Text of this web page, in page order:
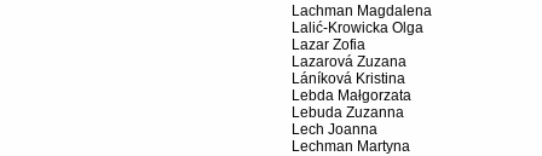
Lachman Magdalena
Lalić-Krowicka Olga
Lazar Zofia
Lazarová Zuzana
Láníková Kristina
Lebda Małgorzata
Lebuda Zuzanna
Lech Joanna
Lechman Martyna